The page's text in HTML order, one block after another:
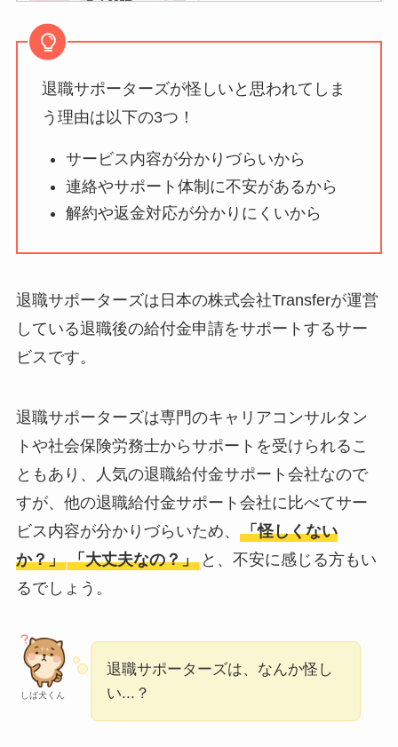
アトムクリニックは
本当？
【怪しい？】帝国デ
ミ・評判は実際ど
【怪しい？】セルプ
ロモート株式会社の
Liteの口コミ・評判 は
実際どう？
ユリカコーポレーシ
ョンは怪しい？口コ
社TAPPの口コミ・評
退職サポーターズが怪しいと思われてしま
う理由は以下の3つ！
サービス内容が分かりづらいから
連絡やサポート体制に不安があるから
解約や返金対応が分かりにくいから
退職サポーターズは日本の株式会社Transferが運営
している退職後の給付金申請をサポートするサー
ビスです。
退職サポーターズは専門のキャリアコンサルタン
トや社会保険労務士からサポートを受けられるこ
ともあり、人気の退職給付金サポート会社なので
すが、他の退職給付金サポート会社に比べてサー
ビス内容が分かりづらいため、 「怪しくない
か？」 「大丈夫なの？」 と、不安に感じる方もい
るでしょう。
しば犬くん
退職サポーターズは、なんか怪し
い...？